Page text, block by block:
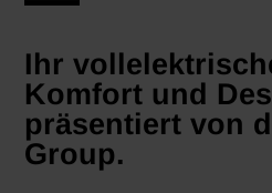
Ihr
Komfort und
präsentiert von
Group.